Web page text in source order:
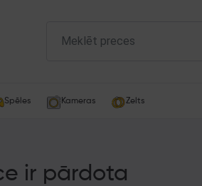
Spēles Kameras Zelts
ir pārdota